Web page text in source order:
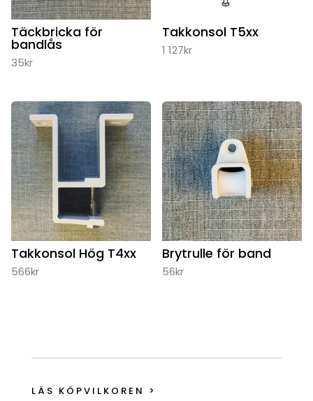
Täckbricka för
bandlås
35kr
Takkonsol T5xx
1 127kr
Takkonsol Hög T4xx
566kr
Brytrulle för band
56kr
LÄS KÖPVILKOREN >